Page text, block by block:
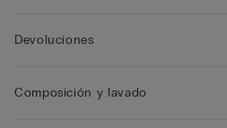
Devoluciones
Composición y lavado